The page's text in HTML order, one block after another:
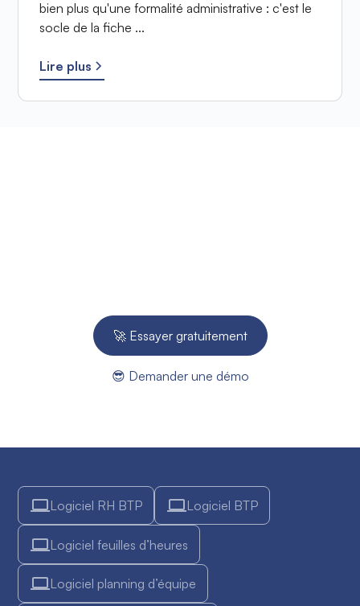
bien plus qu'une formalité administrative : c'est le
socle de la fiche ...
Lire plus
🚀 Essayer gratuitement
😎 Demander une démo
Logiciel RH BTP Logiciel BTP
Logiciel feuilles d’heures
Logiciel planning d’équipe